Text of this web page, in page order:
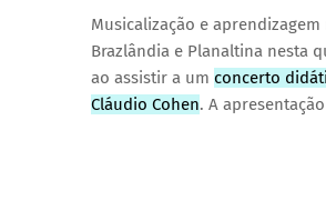
Musicalização e
Brazlândia e Planaltina nesta
ao assistir a um concerto
Cláudio Cohen. A